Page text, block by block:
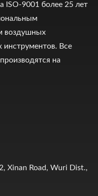
ISO-9001 более 25 лет
воздушных
инструментов. Все
на
Xinan Road, Wuri Dist.,